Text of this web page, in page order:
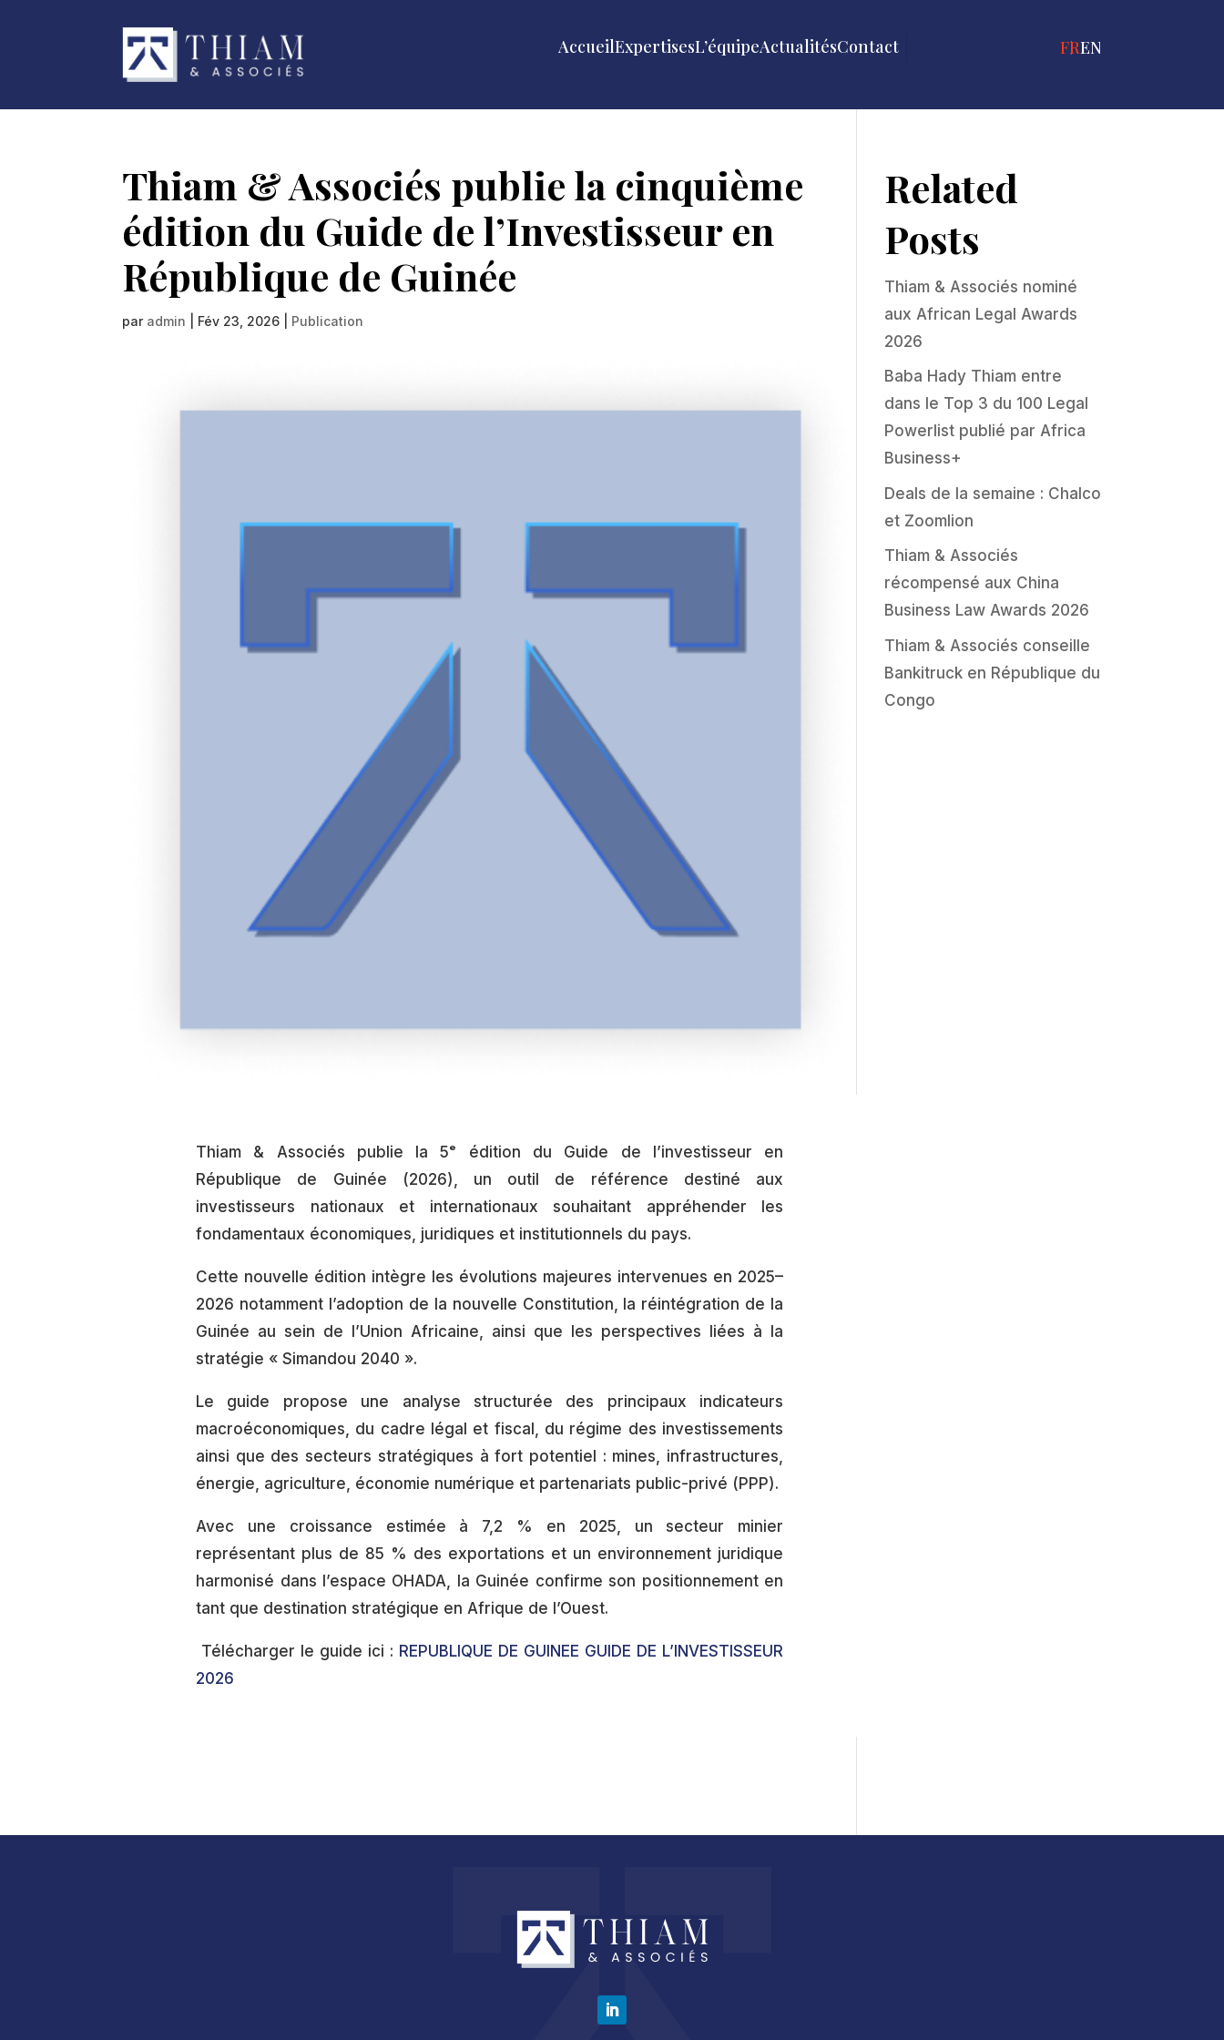
AccueilExpertisesL’équipeActualitésContact FRANÇAIS
ENGLISH
Thiam & Associés publie la cinquième
édition du Guide de l’Investisseur en
République de Guinée
par admin Fév 23, 2026 Publication
Thiam & Associés publie la 5ᵉ édition du Guide de l’investisseur en
République de Guinée (2026), un outil de référence destiné aux
investisseurs nationaux et internationaux souhaitant appréhender les
fondamentaux économiques, juridiques et institutionnels du pays.
Cette nouvelle édition intègre les évolutions majeures intervenues en 2025–
2026 notamment l’adoption de la nouvelle Constitution, la réintégration de la
Guinée au sein de l’Union Africaine, ainsi que les perspectives liées à la
stratégie « Simandou 2040 ».
Le guide propose une analyse structurée des principaux indicateurs
macroéconomiques, du cadre légal et fiscal, du régime des investissements
ainsi que des secteurs stratégiques à fort potentiel : mines, infrastructures,
énergie, agriculture, économie numérique et partenariats public-privé (PPP).
Avec une croissance estimée à 7,2 % en 2025, un secteur minier
représentant plus de 85 % des exportations et un environnement juridique
harmonisé dans l’espace OHADA, la Guinée confirme son positionnement en
tant que destination stratégique en Afrique de l’Ouest.
Télécharger le guide ici : REPUBLIQUE DE GUINEE GUIDE DE L’INVESTISSEUR
2026
Related
Posts
Thiam & Associés nominé
aux African Legal Awards
2026
Baba Hady Thiam entre
dans le Top 3 du 100 Legal
Powerlist publié par Africa
Business+
Deals de la semaine : Chalco
et Zoomlion
Thiam & Associés
récompensé aux China
Business Law Awards 2026
Thiam & Associés conseille
Bankitruck en République du
Congo